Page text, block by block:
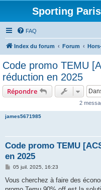
Sporting
FAQ
Index du forum Forum
Code promo TEMU
réduction en 2025
Répondre
2
james5671985
Code promo TEMU
en 2025
M
s
05 juil. 2025, 16:23
Vous cherchez à faire des